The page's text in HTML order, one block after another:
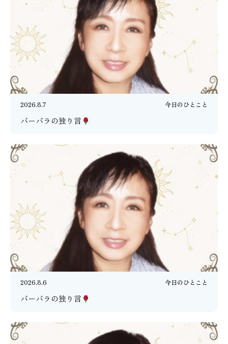
2026.8.7 今日のひとこと
バーバラの独り言
2026.8.6 今日のひとこと
バーバラの独り言